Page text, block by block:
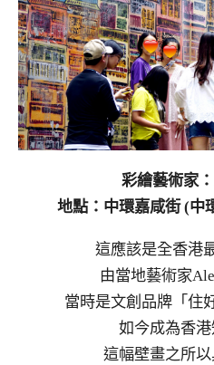
彩繪藝術家
地點：中環嘉咸街 (中
這應該是全香港
由當地藝術家
當時是文創品牌「住
如今成為香港
這幅壁畫之所以